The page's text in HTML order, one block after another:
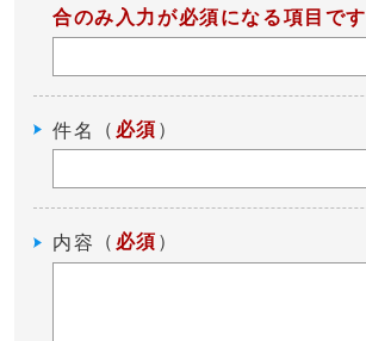
合のみ入力が必須になる項目です
件名 （ 必須 ）
内容 （ 必須 ）